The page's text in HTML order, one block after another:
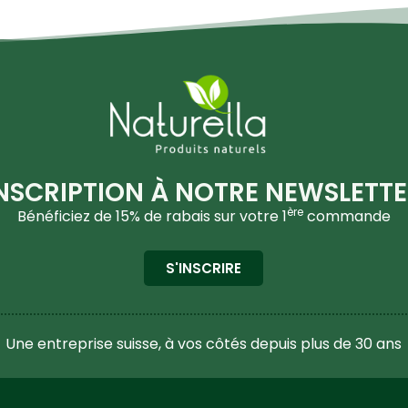
À NOTRE
Bénéficiez de 15% de rabais sur votre 1èrecommande
S'INSCRIRE
Une entreprise suisse, à vos côtés depuis plus de 30 ans